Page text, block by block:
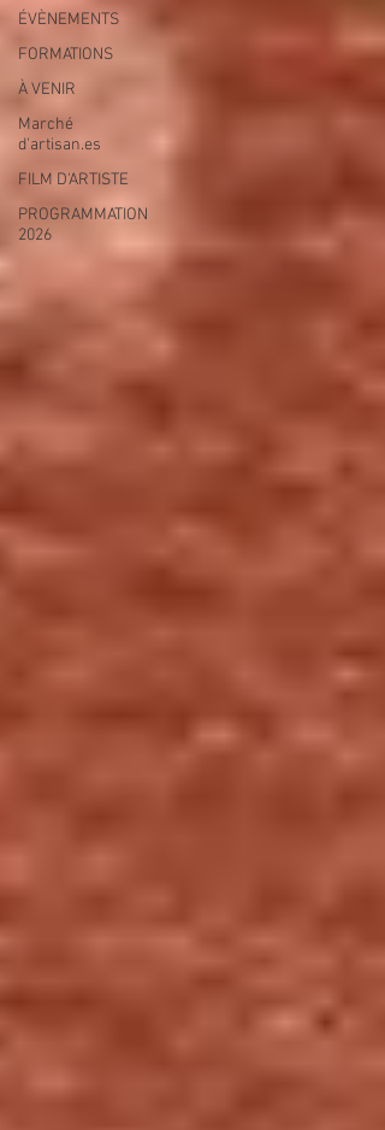
ÉVÈNEMENTS
FORMATIONS
À VENIR
Marché
d'artisan.es
FILM D'ARTISTE
PROGRAMMATION
2026